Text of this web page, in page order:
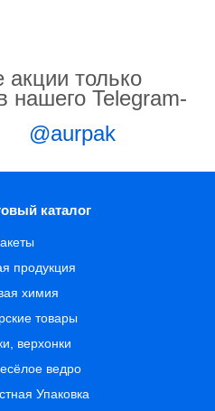
только
нашего Telegram-
@aurpak
каталог
продукция
химия
товары
верхонки
ведро
Упаковка